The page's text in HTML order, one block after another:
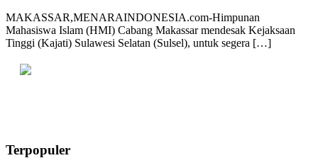
MAKASSAR,MENARAINDONESIA.com-Himpunan
Mahasiswa Islam (HMI) Cabang Makassar mendesak Kejaksaan
Tinggi (Kajati) Sulawesi Selatan (Sulsel), untuk segera […]
Terpopuler